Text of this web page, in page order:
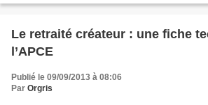
Le retraité créateur : une fiche
l’APCE
Publié le 09/09/2013 à 08:06
Par Orgris